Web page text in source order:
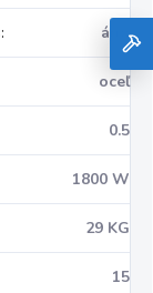
: áno
oceľ
0.5
1800 W
29 KG
15